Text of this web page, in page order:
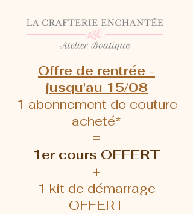
Offre de rentrée -
jusqu'au 15/08
1 abonnement de couture
acheté*
=
1er cours OFFERT
+
1 kit de démarrage
OFFERT